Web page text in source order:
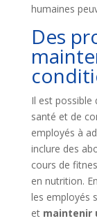
humaines
Des
Il est possible
santé et de
employés à
inclure des
cours de
en nutrition.
les employés
et maintenir